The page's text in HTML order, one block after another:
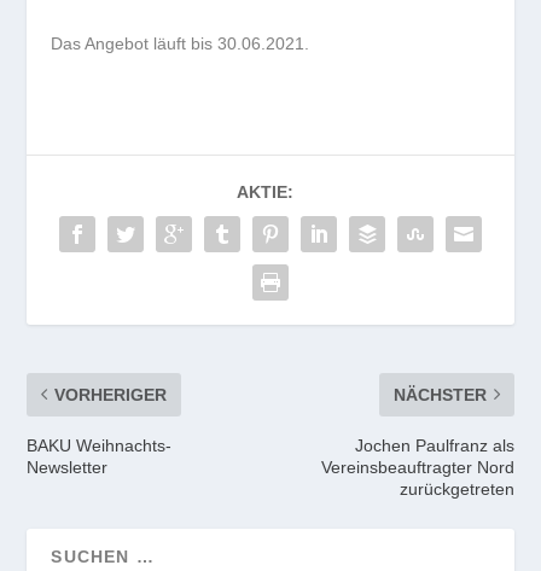
Das Angebot läuft bis 30.06.2021.
AKTIE:
VORHERIGER
BAKU Weihnachts-
Newsletter
NÄCHSTER
Jochen Paulfranz als
Vereinsbeauftragter Nord
zurückgetreten